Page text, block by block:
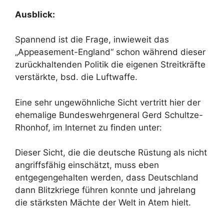
Ausblick:
Spannend ist die Frage, inwieweit das
„Appeasement-England“ schon während dieser
zurückhaltenden Politik die eigenen Streitkräfte
verstärkte, bsd. die Luftwaffe.
Eine sehr ungewöhnliche Sicht vertritt hier der
ehemalige Bundeswehrgeneral Gerd Schultze-
Rhonhof, im Internet zu finden unter:
Dieser Sicht, die die deutsche Rüstung als nicht
angriffsfähig einschätzt, muss eben
entgegengehalten werden, dass Deutschland
dann Blitzkriege führen konnte und jahrelang
die stärksten Mächte der Welt in Atem hielt.